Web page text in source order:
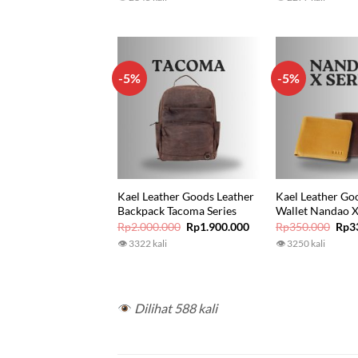
-5%
Kael Leather Goods Leather
Backpack Tacoma Series
Rp2.000.000 Original
price
Rp1.900.000Current
👁 3322 kali
-5%
Kael Leather
Wallet Nandao
Rp350.000
price
Rp
👁 3250 kali
Dilihat 588 kali